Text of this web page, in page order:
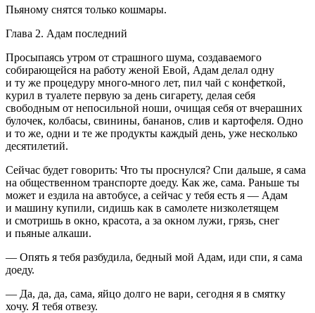
Пьяному снятся только кошмары.
Глава 2. Адам последний
Просыпаясь утром от страшного шума, создаваемого
собирающейся на работу женой Евой, Адам делал одну
и ту же процедуру много-много лет, пил чай с конфеткой,
курил в туалете первую за день сигарету, делая себя
свободным от непосильной ноши, очищая себя от вчерашних
булочек, колбасы, свинины, бананов, слив и картофеля. Одно
и то же, одни и те же продукты каждый день, уже несколько
десятилетий.
Сейчас будет говорить: Что ты проснулся? Спи дальше, я сама
на общественном транспорте доеду. Как же, сама. Раньше ты
может и ездила на автобусе, а сейчас у тебя есть я — Адам
и машину купили, сидишь как в самолете низколетящем
и смотришь в окно, красота, а за окном лужи, грязь, снег
и пьяные алкаши.
— Опять я тебя разбудила, бедный мой Адам, иди спи, я сама
доеду.
— Да, да, да, сама, яйцо долго не вари, сегодня я в смятку
хочу. Я тебя отвезу.